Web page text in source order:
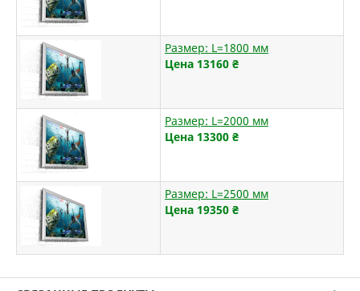
Размер: L=1800 мм
Цена 13160 ₴
Размер: L=2000 мм
Цена 13300 ₴
Размер: L=2500 мм
Цена 19350 ₴